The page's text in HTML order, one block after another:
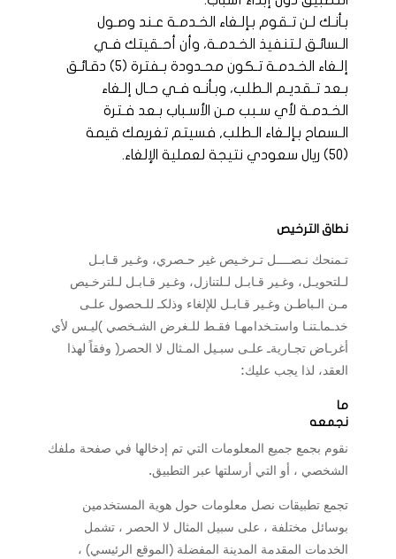
بـأنـك لـن تـقوم بـإلـغاء الخـدمـة عـند وصـول
الـسائـق لـتنفيذ الخـدمـة، وأن أحـقيتك فـي
إلـغاء الخـدمـة تـكون محـدودة بـفترة (5) دقـائـق
بـعد تـقديـم الـطلب، وبـأنـه فـي حـال إلـغاء
الخـدمـة لأي سـبب مـن الأسـباب بـعد فـترة
الـسماح بـإلـغاء الـطلب, فسيتم تغريمك قيمة
(50) ريال سعودي نتيجة لعملية الإلغاء.
نطاق الترخيص
تـمنحك نـصــــل تـرخـيص غير حـصري، وغـير قـابـل
لـلتحويـل، وغـير قـابـل لـلتنازل، وغـير قـابـل لـلترخـيص
مـن الـباطـن وغـير قـابـل للإلغاء وذلكـ للـحصول علـى
خدـماـتنـا واستـخدامهـا فقـط للـغرض الشـخصي )ليـس لأي
أغرـاض تجـاريةـ علـى سبـيل المـثال لا الحصر( وفقاً لهذا
العقد، لذا يجب عليك:
ما
نجمعه
نقوم بجمع جميع المعلومات التي تم إدخالها في صفحة ملفك
الشخصي ، أو التي أرسلتها عبر التطبيق.
تجمع تطبيقات نصل معلومات حول هوية المستخدمين
بوسائل مختلفة ، على سبيل المثال لا الحصر ، تشمل
الخدمات المقدمة المدينة المفضلة (الموقع الرئيسي) ،